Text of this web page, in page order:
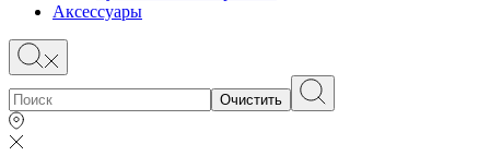
Аксессуары
Очистить